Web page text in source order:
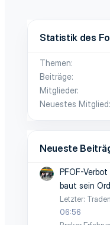
Statistik des
Themen
Beiträge
Mitglieder
Neuestes Mitglied
Neueste
PFOF-
baut sein
Letzter:
06:56